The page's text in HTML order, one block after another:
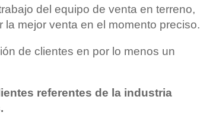
del equipo de venta en terreno,
mejor venta en el momento preciso.
de clientes en por lo menos un
referentes de la industria